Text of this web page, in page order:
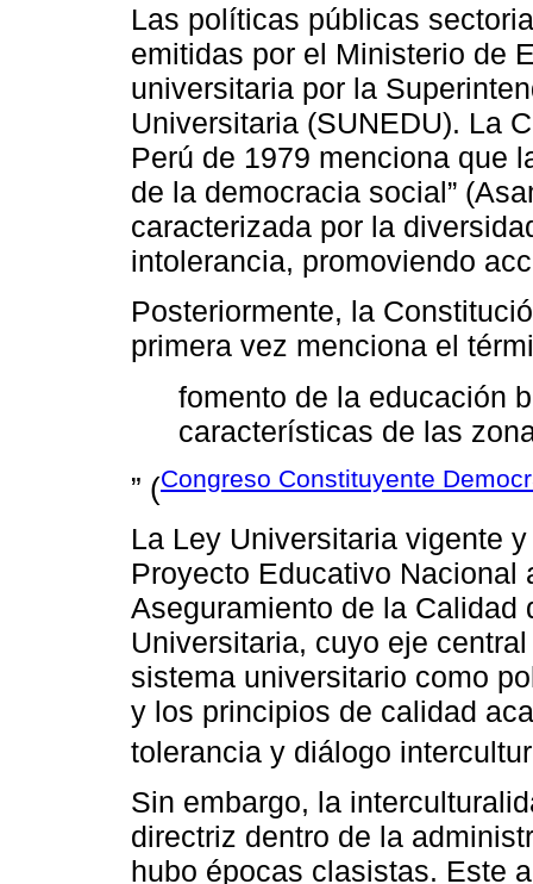
Las políticas públicas
emitidas por el Ministerio de
universitaria por la
Universitaria (SUNEDU). La
Perú de 1979 menciona que
de la democracia social”
caracterizada por la
intolerancia, promoviendo
Posteriormente, la
primera vez menciona el
fomento de la educación
características de las
” (Congreso Constituyente
La Ley Universitaria vigente
Proyecto Educativo
Aseguramiento de la Calidad
Universitaria, cuyo eje
sistema universitario como
y los principios de calidad
tolerancia y diálogo
Sin embargo, la
directriz dentro de la
hubo épocas clasistas. Este